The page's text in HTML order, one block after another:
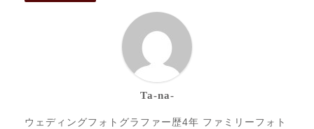
Ta-na-
ウェディングフォトグラファー歴4年 ファミリーフォト